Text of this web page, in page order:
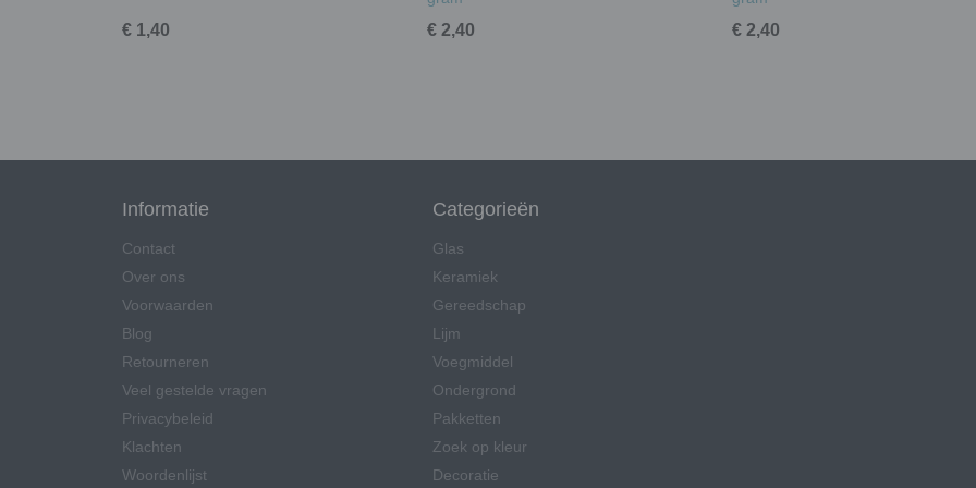
€ 1,40 € 2,40 € 2,40
Informatie
Contact
Over ons
Voorwaarden
Blog
Retourneren
Veel gestelde vragen
Privacybeleid
Klachten
Woordenlijst
Categorieën
Glas
Keramiek
Gereedschap
Lijm
Voegmiddel
Ondergrond
Pakketten
Zoek op kleur
Decoratie